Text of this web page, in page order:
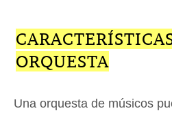
ORQUESTA
Una orquesta de músicos